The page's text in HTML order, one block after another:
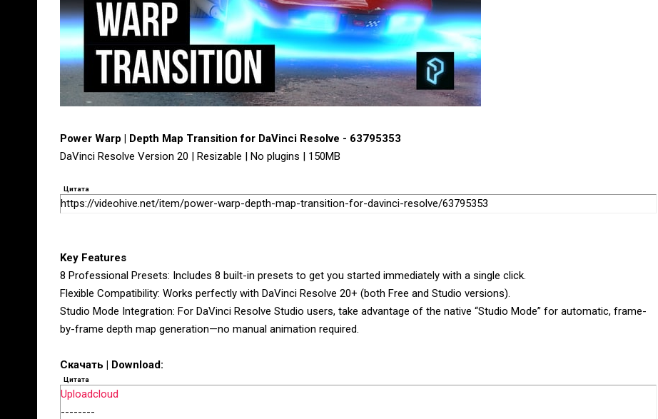
Power Warp | Depth Map Transition for DaVinci Resolve - 63795353
DaVinci Resolve Version 20 | Resizable | No plugins | 150MB
Цитата
https://videohive.net/item/power-warp-depth-map-transition-for-davinci-resolve/63795353
Key Features
8 Professional Presets: Includes 8 built-in presets to get you started immediately with a single click.
Flexible Compatibility: Works perfectly with DaVinci Resolve 20+ (both Free and Studio versions).
Studio Mode Integration: For DaVinci Resolve Studio users, take advantage of the native “Studio Mode” for automatic, frame-
by-frame depth map generation—no manual animation required.
Скачать | Download:
Цитата
Uploadcloud
--------